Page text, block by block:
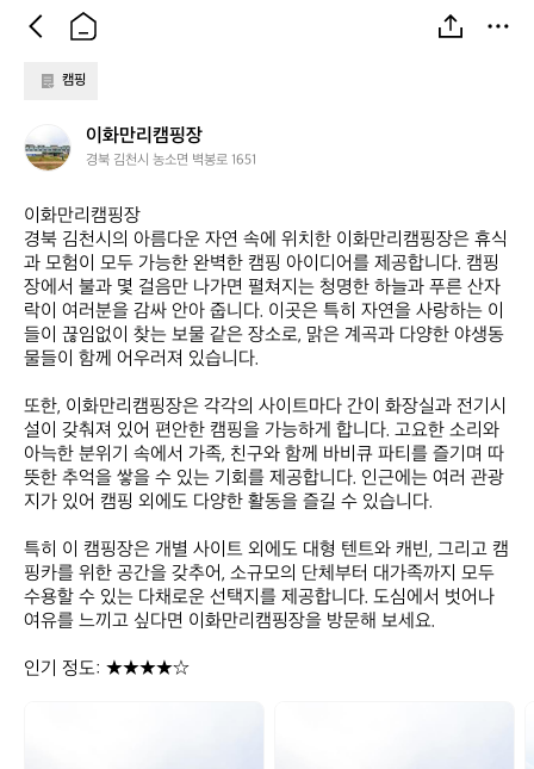
캠핑
화
리
캠
핑
장
이화만리캠핑장
경북 김천시 농소면 벽봉로 1651
이화만리캠핑장
경북 김천시의 아름다운 자연 속에 위치한 이화만리캠핑장은 휴식
과 모험이 모두 가능한 완벽한 캠핑 아이디어를 제공합니다. 캠핑
장에서 불과 몇 걸음만 나가면 펼쳐지는 청명한 하늘과 푸른 산자
락이 여러분을 감싸 안아 줍니다. 이곳은 특히 자연을 사랑하는 이
들이 끊임없이 찾는 보물 같은 장소로, 맑은 계곡과 다양한 야생동
물들이 함께 어우러져 있습니다.
또한, 이화만리캠핑장은 각각의 사이트마다 간이 화장실과 전기시
설이 갖춰져 있어 편안한 캠핑을 가능하게 합니다. 고요한 소리와
아늑한 분위기 속에서 가족, 친구와 함께 바비큐 파티를 즐기며 따
뜻한 추억을 쌓을 수 있는 기회를 제공합니다. 인근에는 여러 관광
지가 있어 캠핑 외에도 다양한 활동을 즐길 수 있습니다.
특히 이 캠핑장은 개별 사이트 외에도 대형 텐트와 캐빈, 그리고 캠
핑카를 위한 공간을 갖추어, 소규모의 단체부터 대가족까지 모두
수용할 수 있는 다채로운 선택지를 제공합니다. 도심에서 벗어나
여유를 느끼고 싶다면 이화만리캠핑장을 방문해 보세요.
인기 정도: ★★★★☆